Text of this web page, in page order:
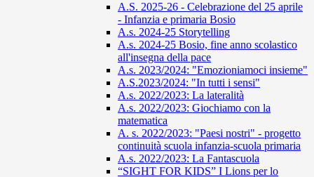
A.S. 2025-26 - Celebrazione del 25 aprile
- Infanzia e primaria Bosio
A.s. 2024-25 Storytelling
A.s. 2024-25 Bosio, fine anno scolastico
all'insegna della pace
A.s. 2023/2024: "Emozioniamoci insieme"
A.S.2023/2024: "In tutti i sensi"
A.s. 2022/2023: La lateralità
A.s. 2022/2023: Giochiamo con la
matematica
A. s. 2022/2023: "Paesi nostri" - progetto
continuità scuola infanzia-scuola primaria
A.s. 2022/2023: La Fantascuola
“SIGHT FOR KIDS” I Lions per lo